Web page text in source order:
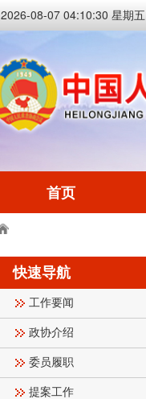
2026-08-07 04:10:31 星期五
首页
快速导航
工作要闻
政协介绍
委员履职
提案工作